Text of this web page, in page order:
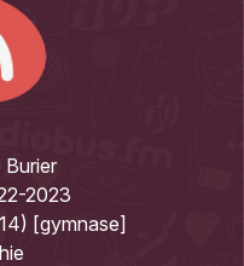
Burier
2023
[gymnase]